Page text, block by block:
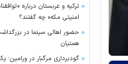
ترکیه و عربستان درباره
امنیتی مکه» چه گفتند؟
حضور اهالی سینما در
همتیان
گودبرداری مرگبار در ورامین؛